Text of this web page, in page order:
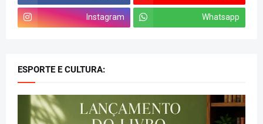
Instagram Whatsapp
ESPORTE E CULTURA: